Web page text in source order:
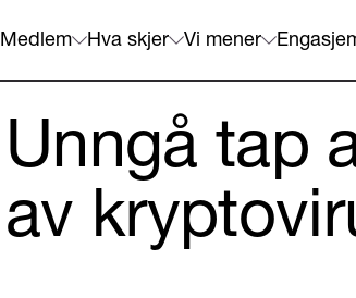
Medlem Hva skjer Vi mener
Unngå tap
av